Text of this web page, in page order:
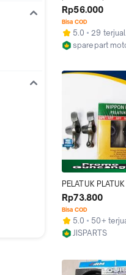
MIO 5TL /
SOUL / VEGA R
NOUVO RKN RIKEN
Rp56.000
Bisa COD
5.0
29 terjual
sparepart
PELATUK
SEPATU KLEP
CRYPTON VEGA R
Z MIO NOUVO
JUPITER Z NEW
Rp73.800
Bisa COD
5.0
50+
JISPARTS